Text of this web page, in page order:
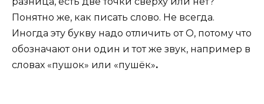
Понятно же, как писать слово. Не всегда.
Иногда эту букву надо отличить от О, потому что
обозначают они один и тот же звук, например в
словах «пушок» или «пушёк».